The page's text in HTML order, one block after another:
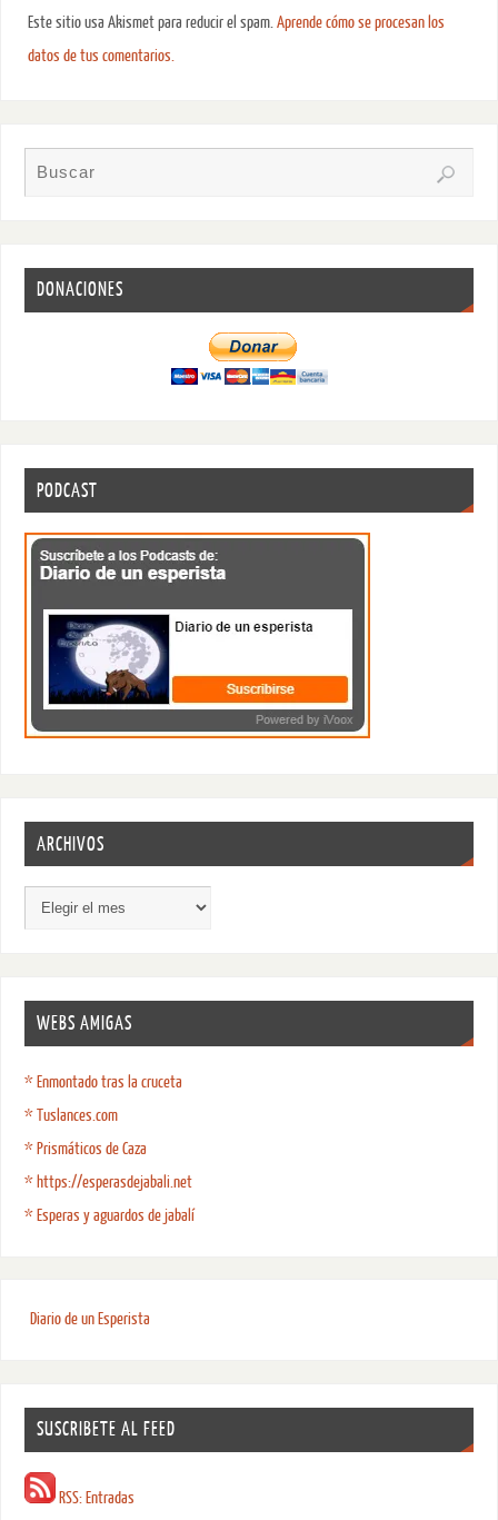
Este sitio usa Akismet para reducir el spam.Aprende cómo se procesan los
datos de tus comentarios.
DONACIONES
PODCAST
ARCHIVOS
WEBS AMIGAS
* Enmontado tras la cruceta
* Tuslances.com
* Prismáticos de Caza
* https://esperasdejabali.net
* Esperas y aguardos de jabalí
Diario de un Esperista
SUSCRIBETE AL FEED
RSS: Entradas